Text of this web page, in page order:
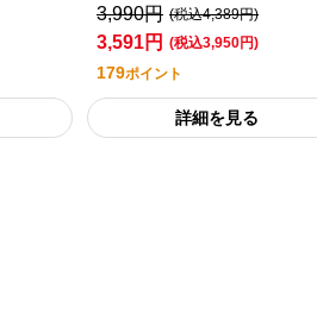
3,990円 (税込4,389円)
3,591円 (税込3,950円)
179ポイント
詳細を見る